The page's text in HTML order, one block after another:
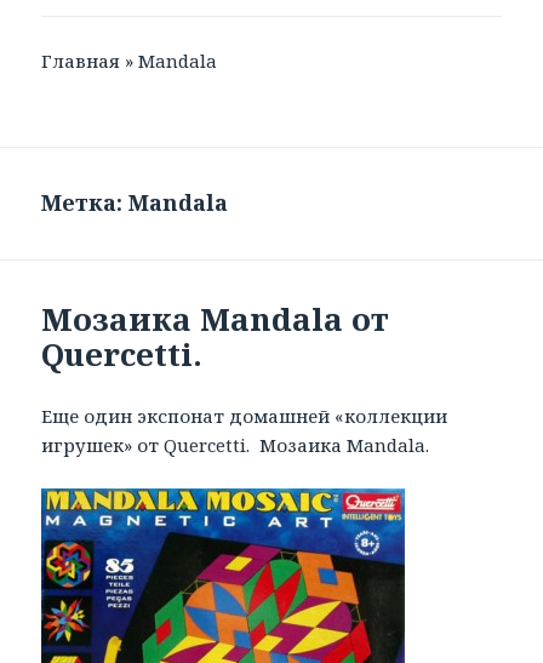
Главная »Mandala
Метка: Mandala
Мозаика Mandala от
Quercetti.
Еще один экспонат домашней «коллекции
игрушек» от Quercetti. Мозаика Mandala.